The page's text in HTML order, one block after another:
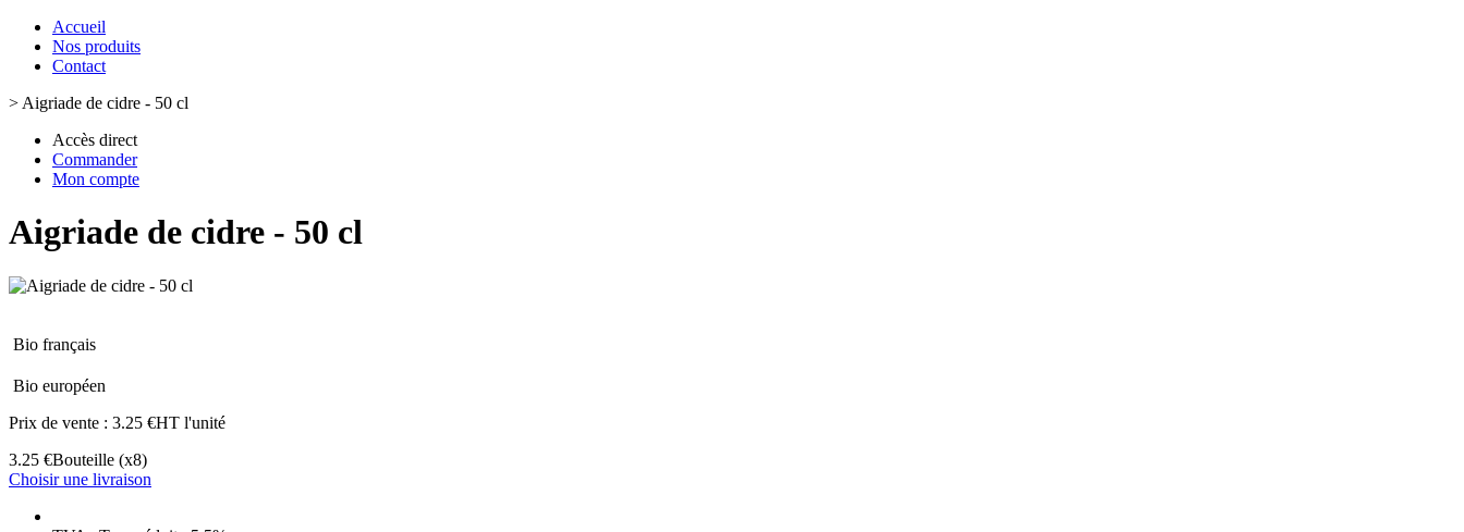
Accueil
Nos produits
Contact
> Aigriade de cidre - 50 cl
Accès direct
Commander
Mon compte
Aigriade de cidre - 50 cl
Bio français
Bio européen
Prix de vente : 3.25 €HT l'unité
3.25 €Bouteille (x8)
Choisir une livraison